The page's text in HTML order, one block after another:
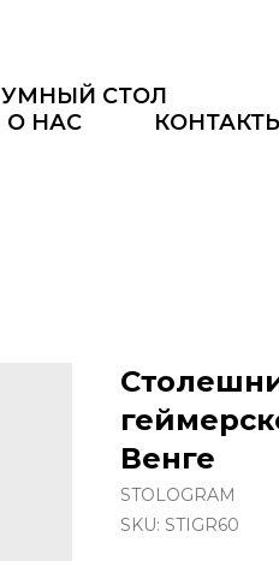
УМНЫЙ СТОЛ
О НАС
Венге
STOLOGRAM
SKU: STIGR60